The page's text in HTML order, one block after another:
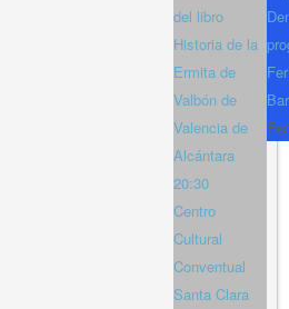
del libro
Historia de la
Ermita de
Valbón de
Valencia de
Alcántara
20:30
Centro
Cultural
Conventual
Santa Clara